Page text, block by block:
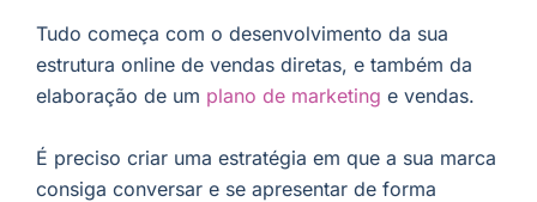
Tudo começa com o desenvolvimento da sua
estrutura online de vendas diretas, e também da
elaboração de um plano de marketing e vendas.
É preciso criar uma estratégia em que a sua marca
consiga conversar e se apresentar de forma